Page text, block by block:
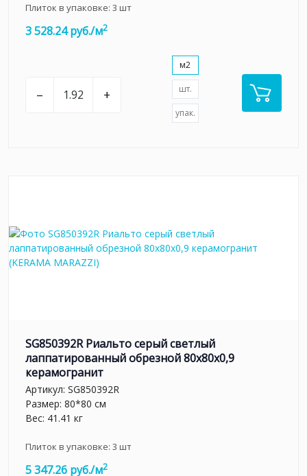
Плиток в упаковке: 3 шт
3 528.24 руб./м2
– +
м2
шт.
упак.
SG850392R Риальто серый светлый
лаппатированный обрезной 80x80x0,9
керамогранит
Артикул: SG850392R
Размер: 80*80 см
Вес: 41.41 кг
Плиток в упаковке: 3 шт
5 347.26 руб./м2